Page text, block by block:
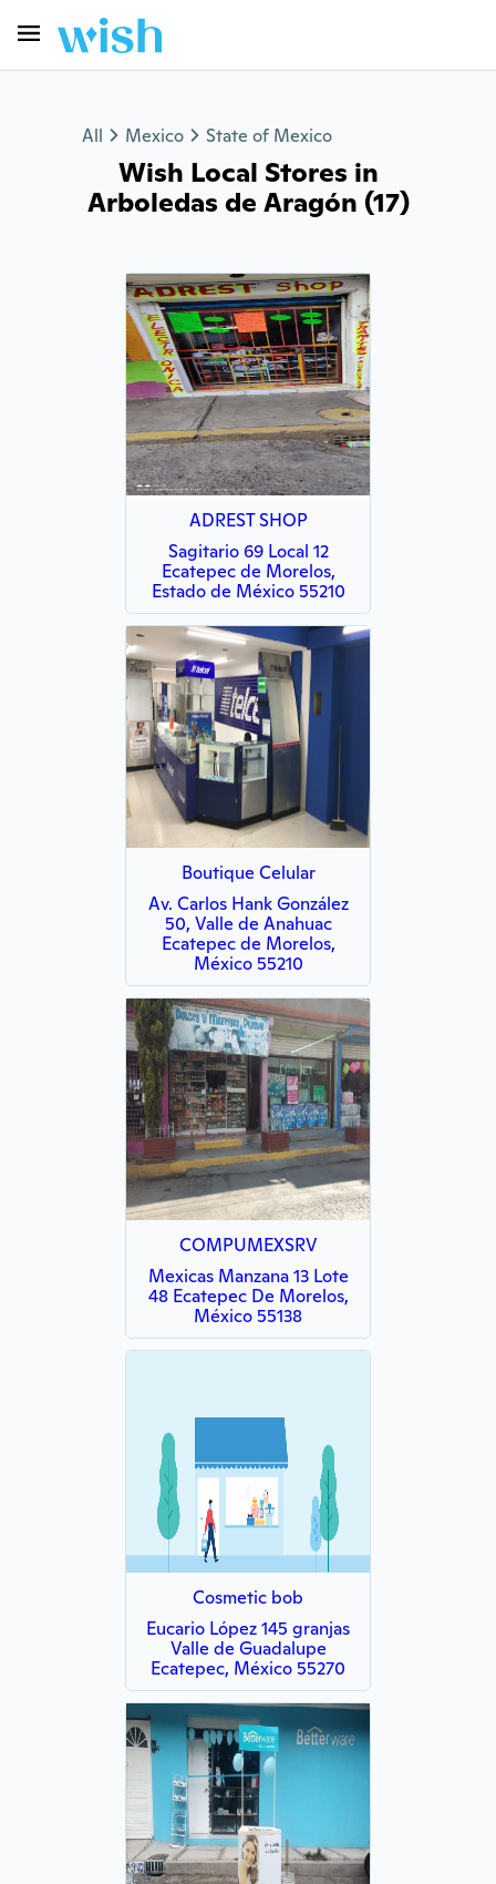
All Mexico State of Mexico
Wish Local Stores in
Arboledas de Aragón (17)
ADREST SHOP
Sagitario 69 Local 12
Ecatepec de Morelos,
Estado de México 55210
Boutique Celular
Av. Carlos Hank González
50, Valle de Anahuac
Ecatepec de Morelos,
México 55210
COMPUMEXSRV
Mexicas Manzana 13 Lote
48 Ecatepec De Morelos,
México 55138
Cosmetic bob
Eucario López 145 granjas
Valle de Guadalupe
Ecatepec, México 55270